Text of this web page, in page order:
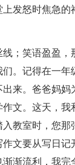
发怒时焦急
笑语盈盈，
。记得在一
来。爸爸妈
文。这天，
教室时，您那
文要从写日
渐流利，我